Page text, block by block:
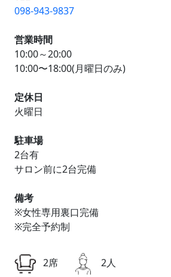
098-943-9837
営業時間
10:00～20:00
10:00〜18:00(月曜日のみ)
定休日
火曜日
駐車場
2台有
サロン前に2台完備
備考
※女性専用裏口完備
※完全予約制
2席
2人